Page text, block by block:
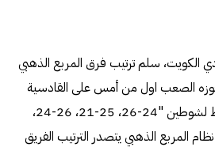
الكويت، سلم ترتيب فرق المربع الذهبي
الصعب اول من أمس على القادسية
بعد لقاء ماراثوني بثلاثة اشواط لشوطين "24-26، 25-21، 26-24،
وحسب نظام المربع الذهبي يتصدر الترتيب الفريق